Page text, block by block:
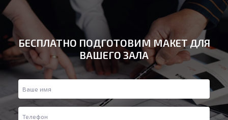
БЕСПЛАТНО ПОДГОТОВИМ МАКЕТ ДЛЯ
ВАШЕГО ЗАЛА